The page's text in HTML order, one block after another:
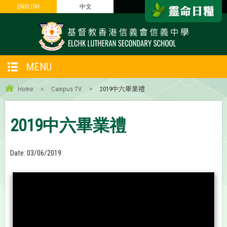
ENGLISH 中文
ENGLISH 中文
MENU
Home > Campus TV > 2019中六畢業禮
2019中六畢業禮
Date: 03/06/2019